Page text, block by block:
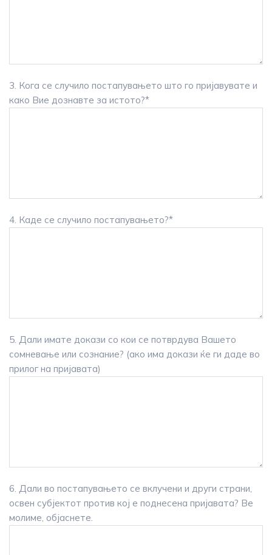
3. Кога се случило постапувањето што го пријавувате и
како Вие дознавте за истото?*
4. Каде се случило постапувањето?*
5. Дали имате докази со кои се потврдува Вашето
сомневање или сознание? (ако има докази ќе ги даде во
прилог на пријавата)
6. Дали во постапувањето се вклучени и други страни,
освен субјектот против кој е поднесена пријавата? Ве
молиме, објаснете.